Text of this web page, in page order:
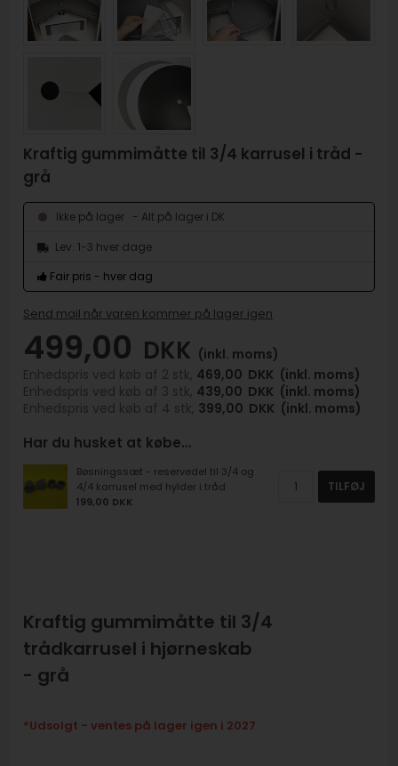
Kraftig gummimåtte til 3/4 karrusel i tråd -
grå
Ikke på lager - Alt på lager i DK
Lev. 1-3 hver dage
Fair pris - hver dag
Send mail når varen kommer på lager igen
499,00 DKK (inkl. moms)
Enhedspris ved køb af 2 stk, 469,00 DKK (inkl. moms)
Enhedspris ved køb af 3 stk, 439,00 DKK (inkl. moms)
Enhedspris ved køb af 4 stk, 399,00 DKK (inkl. moms)
Har du husket at købe…
TILFØJ
Bøsningssæt - reservedel til 3/4 og
4/4 karrusel med hylder i tråd
199,00 DKK
Kraftig gummimåtte til 3/4
trådkarrusel i hjørneskab
- grå
*Udsolgt - ventes på lager igen i 2027